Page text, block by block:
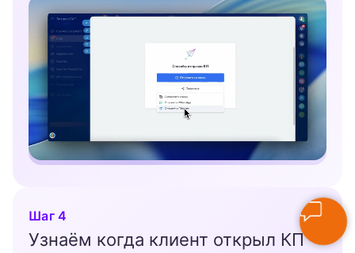
Шаг 4
Узнаём когда клиент открыл КП —